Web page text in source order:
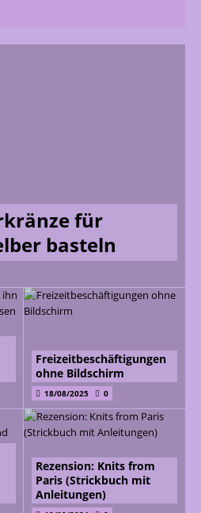
für
basteln
Freizeitbeschäftigungen
ohne Bildschirm
18/08/2025 0
Rezension: Knits from
Paris (Strickbuch mit
Anleitungen)